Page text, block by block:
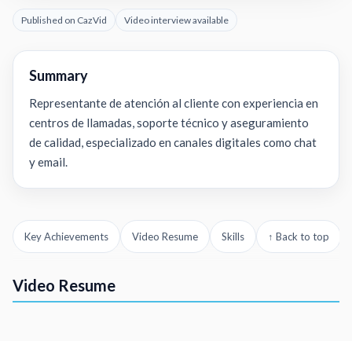
Published on CazVid Video interview available
Summary
Representante de atención al cliente con experiencia en
centros de llamadas, soporte técnico y aseguramiento
de calidad, especializado en canales digitales como chat
y email.
Key Achievements Video Resume Skills ↑ Back to top
Video Resume
Customer Service Representative (chat, Email)
Customer service rep.